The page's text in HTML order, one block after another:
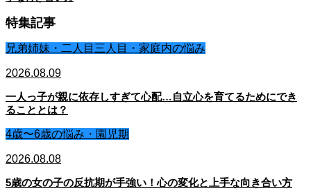
特集記事
兄弟姉妹・二人目三人目・家庭内の悩み
2026.08.09
一人っ子が親に依存しすぎて心配…自立心を育てるためにでき
ることとは？
4歳〜6歳の悩み・園児期
2026.08.08
5歳の女の子の反抗期が手強い！心の変化と上手な向き合い方